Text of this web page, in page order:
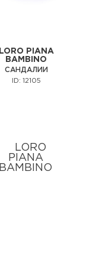
LORO PIANA
BAMBINO
САНДАЛИИ
ID: 12105